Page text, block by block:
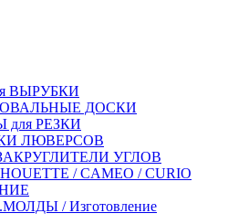
ВЫРУБКИ
ДОСКИ
РЕЗКИ
ЛЮВЕРСОВ
УГЛОВ
/ CAMEO / CURIO
/ Изготовление